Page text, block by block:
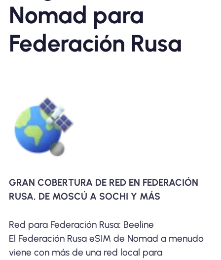
Nomad para
Federación Rusa
GRAN COBERTURA DE RED EN FEDERACIÓN
RUSA, DE MOSCÚ A SOCHI Y MÁS
Red para Federación Rusa: Beeline
El Federación Rusa eSIM de Nomad a menudo
viene con más de una red local para